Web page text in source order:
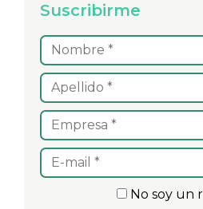
Suscribirme
No soy un